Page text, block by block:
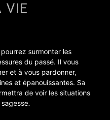
VIE
surmonter les
du passé. Il vous
et à vous pardonner,
et épanouissantes. Sa
de voir les situations